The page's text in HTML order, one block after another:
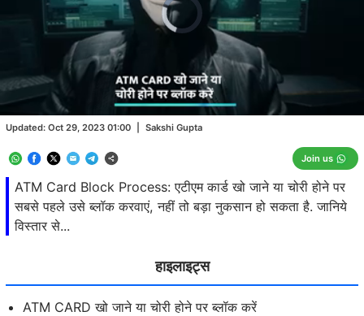
ATM Card Block Process: एटीएम कार्ड खो जाने या चोरी होने पर
सबसे पहले उसे ब्लॉक करवाएं, नहीं तो बड़ा नुकसान हो सकता है. जानिये
विस्तार से...
Updated: Oct 29, 2023 01:00 Sakshi Gupta
Join us
Player
is
loading.
Unmute
/
Loaded
3.79%
हाइलाइट्स
ATM CARD खो जाने या चोरी होने पर ब्लॉक करें